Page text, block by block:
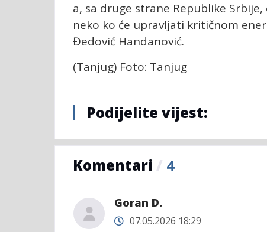
a, sa druge strane Republike
neko ko će upravljati kritičnom
Đedović Handanović.
(Tanjug) Foto: Tanjug
Podijelite vijest:
Komentari / 4
Goran D.
07.05.2026 18:29